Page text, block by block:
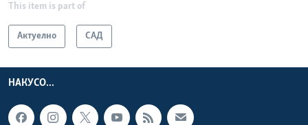
This item is part of
Актуелно САД
НАКУСО...